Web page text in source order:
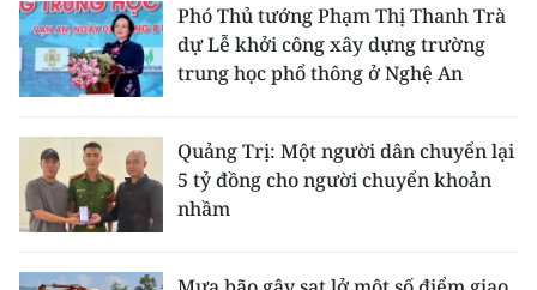
Phó Thủ tướng Phạm Thị Thanh Trà
dự Lễ khởi công xây dựng trường
trung học phổ thông ở Nghệ An
Quảng Trị: Một người dân chuyển lại
5 tỷ đồng cho người chuyển khoản
nhầm